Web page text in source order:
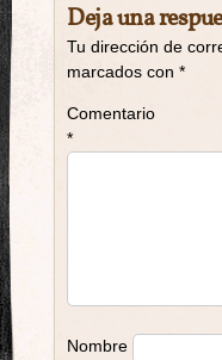
Deja una
Tu dirección de
marcados con *
Comentario
*
Nombre